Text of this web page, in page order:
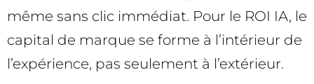
même sans clic immédiat. Pour le ROI IA, le
capital de marque se forme à l’intérieur de
l’expérience, pas seulement à l’extérieur.